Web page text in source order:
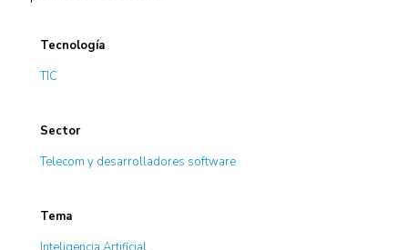
Tecnología
TIC
Sector
Telecom y desarrolladores software
Tema